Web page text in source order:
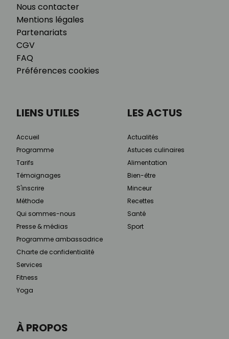
Nous contacter
Mentions légales
Partenariats
CGV
FAQ
Préférences cookies
À PROPOS
LIENS UTILES
Accueil
Programme
Tarifs
Témoignages
S'inscrire
Méthode
Qui sommes-nous
Presse & médias
Programme ambassadrice
Charte de confidentialité
Services
Fitness
Yoga
LES ACTUS
Actualités
Astuces culinaires
Alimentation
Bien-être
Minceur
Recettes
Santé
Sport